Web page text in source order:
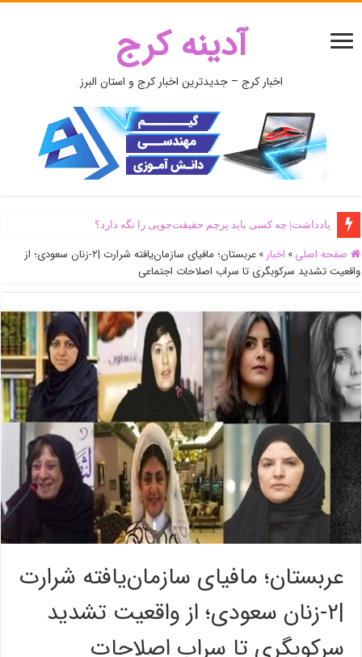
آدینه کرج
اخبار کرج – جدیدترین اخبار کرج و استان البرز
یادداشت| ‌چه کسی باید پرچم حقیقت‌جویی را نگه دارد؟
صفحه اصلی » اخبار »
عربستان؛ مافیای سازمان‌یافته شرارت |۲-زنان سعودی؛ از
واقعیت تشدید سرکوبگری تا سراب اصلاحات اجتماعی
عربستان؛ مافیای سازمان‌یافته شرارت
|۲-زنان سعودی؛ از واقعیت تشدید
سرکوبگری تا سراب اصلاحات